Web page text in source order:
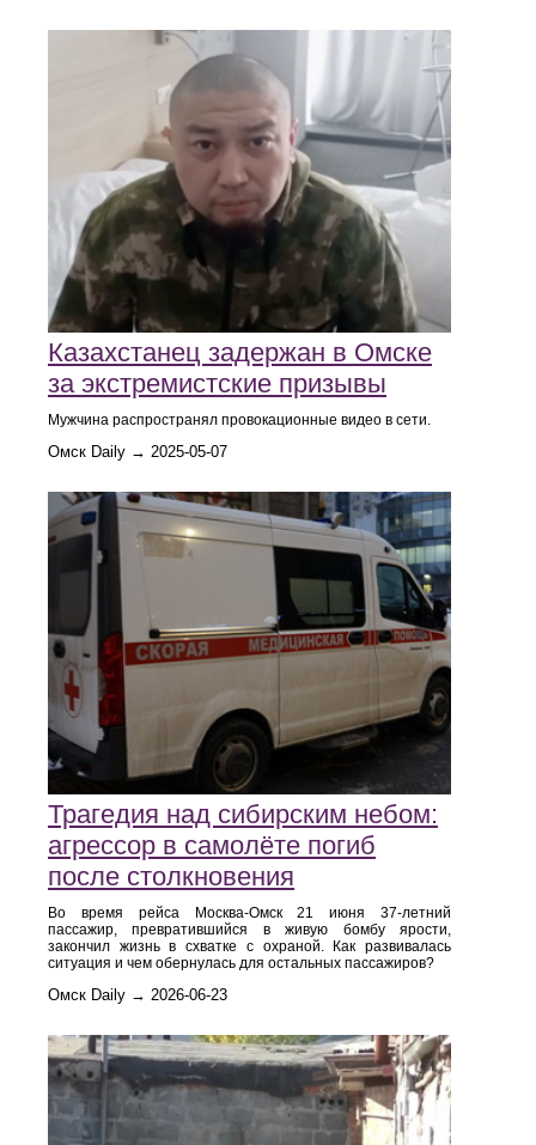
Казахстанец задержан в Омске
за экстремистские призывы
Мужчина распространял провокационные видео в сети.
Омск Daily → 2025-05-07
Трагедия над сибирским небом:
агрессор в самолёте погиб
после столкновения
Во время рейса Москва‑Омск 21 июня 37‑летний
пассажир, превратившийся в живую бомбу ярости,
закончил жизнь в схватке с охраной. Как развивалась
ситуация и чем обернулась для остальных пассажиров?
Омск Daily → 2026-06-23